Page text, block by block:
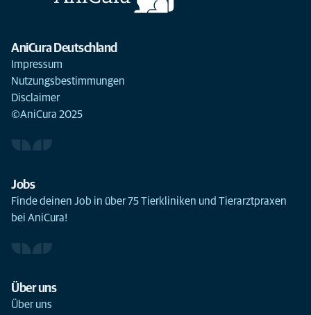
AniCura Deutschland
Impressum
Nutzungsbestimmungen
Disclaimer
©AniCura 2025
Jobs
Finde deinen Job in über 75 Tierkliniken und Tierarztpraxen
bei AniCura!
Über uns
Über uns